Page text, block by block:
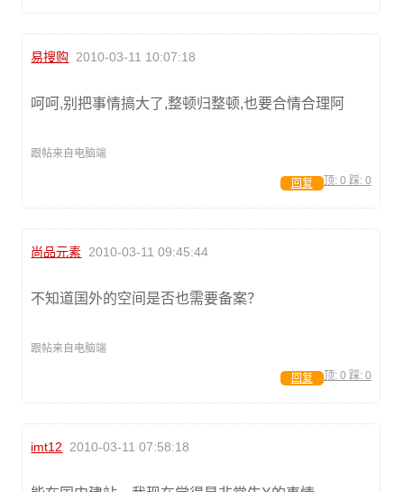
易搜购 2010-03-11 10:07:18
呵呵,别把事情搞大了,整顿归整顿,也要合情合理阿
跟帖来自电脑端
顶: 0 踩: 0
回复
尚品元素 2010-03-11 09:45:44
不知道国外的空间是否也需要备案？
跟帖来自电脑端
顶: 0 踩: 0
回复
imt12 2010-03-11 07:58:18